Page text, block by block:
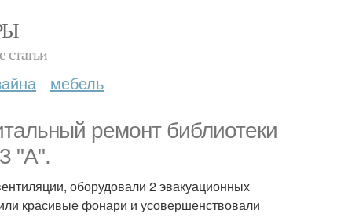
статьи
мебель
ремонт библиотеки
"А".
оборудовали 2 эвакуационных
красивые фонари и усовершенствовали